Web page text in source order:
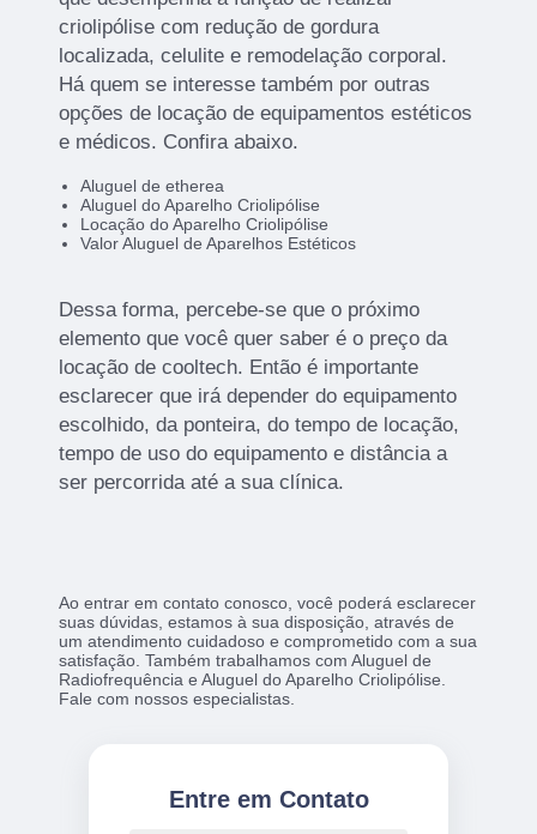
criolipólise com redução de gordura
localizada, celulite e remodelação corporal.
Há quem se interesse também por outras
opções de locação de equipamentos estéticos
e médicos. Confira abaixo.
Aluguel de etherea
Aluguel do Aparelho Criolipólise
Locação do Aparelho Criolipólise
Valor Aluguel de Aparelhos Estéticos
Dessa forma, percebe-se que o próximo
elemento que você quer saber é o preço da
locação de cooltech. Então é importante
esclarecer que irá depender do equipamento
escolhido, da ponteira, do tempo de locação,
tempo de uso do equipamento e distância a
ser percorrida até a sua clínica.
Ao entrar em contato conosco, você poderá esclarecer
suas dúvidas, estamos à sua disposição, através de
um atendimento cuidadoso e comprometido com a sua
satisfação. Também trabalhamos com Aluguel de
Radiofrequência e Aluguel do Aparelho Criolipólise.
Fale com nossos especialistas.
Entre em Contato